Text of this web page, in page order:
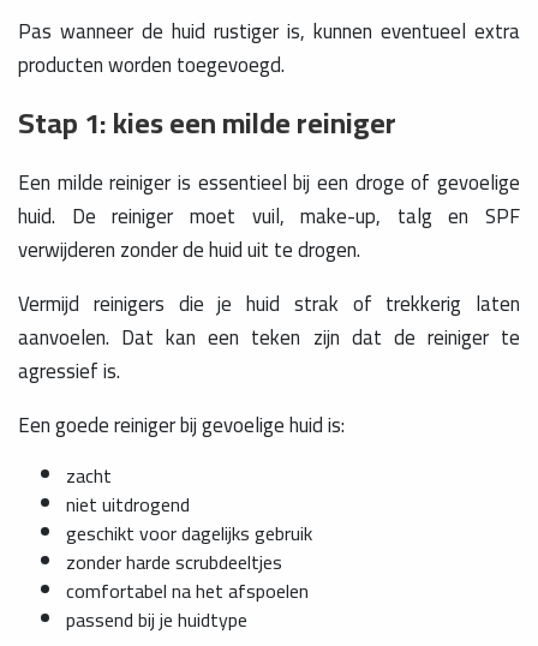
Pas wanneer de huid rustiger is, kunnen eventueel extra
producten worden toegevoegd.
Stap 1: kies een milde reiniger
Een milde reiniger is essentieel bij een droge of gevoelige
huid. De reiniger moet vuil, make-up, talg en SPF
verwijderen zonder de huid uit te drogen.
Vermijd reinigers die je huid strak of trekkerig laten
aanvoelen. Dat kan een teken zijn dat de reiniger te
agressief is.
Een goede reiniger bij gevoelige huid is:
zacht
niet uitdrogend
geschikt voor dagelijks gebruik
zonder harde scrubdeeltjes
comfortabel na het afspoelen
passend bij je huidtype